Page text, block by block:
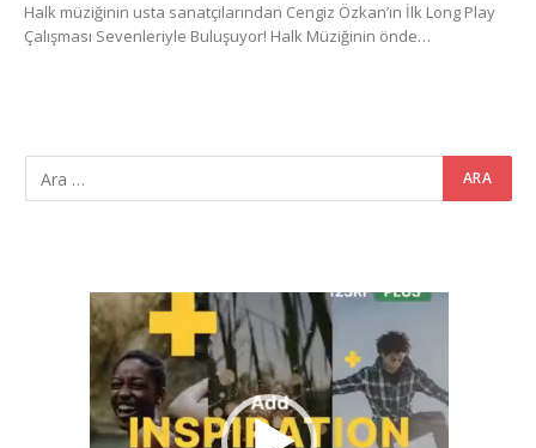
Halk müziğinin usta sanatçılarından Cengiz Özkan’ın İlk Long Play
Çalışması Sevenleriyle Buluşuyor! Halk Müziğinin önde…
Video
oynatıcı